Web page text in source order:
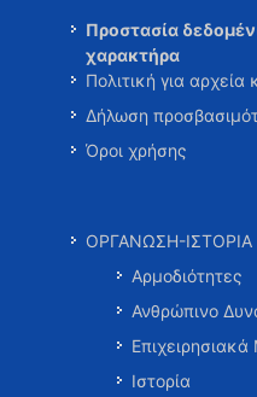
Προστασία
χαρακτήρα
Πολιτική για
Δήλωση
Όροι χρήσης
ΟΡΓΑΝΩΣΗ-ΙΣΤΟΡΙΑ
Αρμοδιότητες
Ανθρώπινο
Ιστορία